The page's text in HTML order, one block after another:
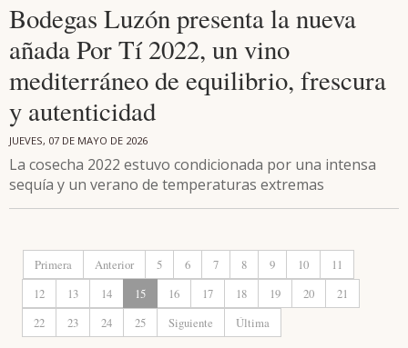
Bodegas Luzón presenta la nueva
añada Por Tí 2022, un vino
mediterráneo de equilibrio, frescura
y autenticidad
JUEVES, 07 DE MAYO DE 2026
La cosecha 2022 estuvo condicionada por una intensa
sequía y un verano de temperaturas extremas
Primera Anterior 5 6 7 8 9 10
11
12
13 14 15 16 17 18 19 20
21
22
23 24 25 Siguiente Última